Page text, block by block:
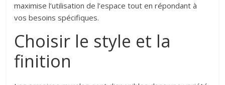
maximise l’utilisation de l’espace tout en répondant à
vos besoins spécifiques.
Choisir le style et la
finition